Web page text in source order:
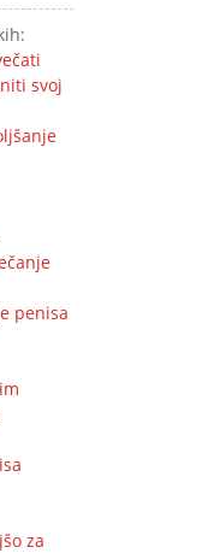
svoj
penisa
za